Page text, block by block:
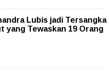
Lubis jadi Tersangka
yang Tewaskan 19 Orang